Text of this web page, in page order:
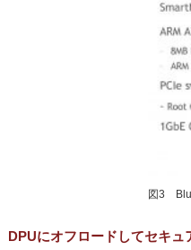
図3
DPUにオフロードしてセキュ